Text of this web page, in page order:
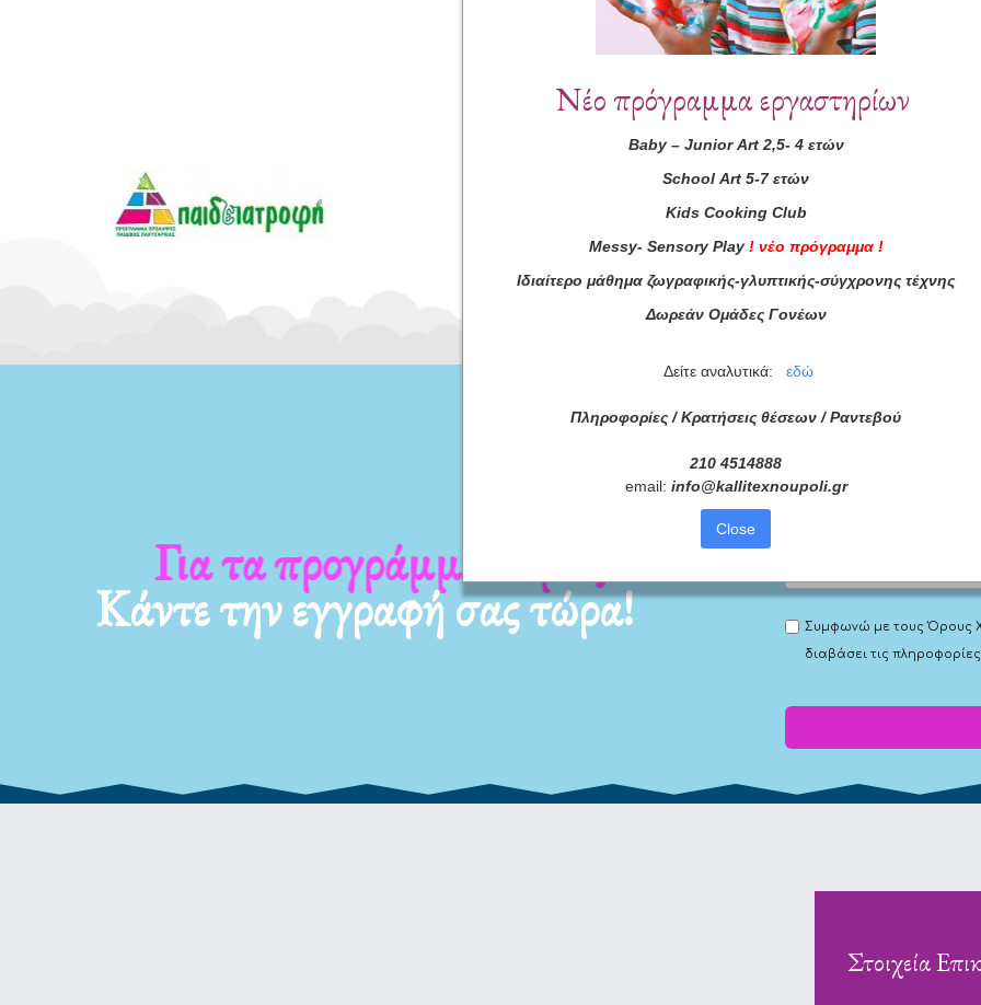
Συνεργάτες
Για τα προγράμματά μας
Κάντε την εγγραφή σας τώρα! Συμφωνώ με τουςΌρους
διαβάσει τις
Στοιχεία
Νέο πρόγραμμα εργαστηρίων
Baby– Junior Art2,5- 4 ετών
School Art 5-7 ετών
Kids Cooking Club
Messy- Sensory Play ! νέο πρόγραμμα !
Ιδιαίτερο μάθημα ζωγραφικής-γλυπτικής-σύγχρονης τέχνης
Δωρεάν Ομάδες Γονέων
Δείτε αναλυτικά: εδώ
Πληροφορίες / Κρατήσεις θέσεων / Ραντεβού
210 4514888
email: info@kallitexnoupoli.gr
Close